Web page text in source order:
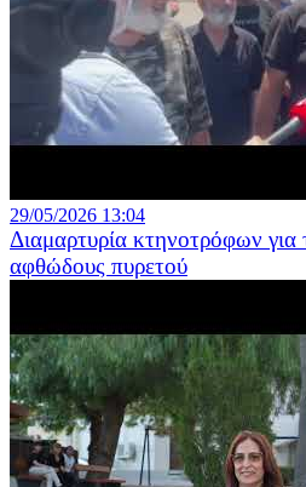
29/05/2026 13:04
Διαμαρτυρία κτηνοτρόφων για
αφθώδους πυρετού